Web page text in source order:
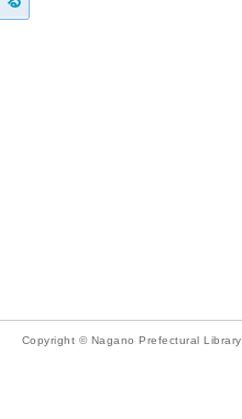
Copyright © Nagano Prefectural Library